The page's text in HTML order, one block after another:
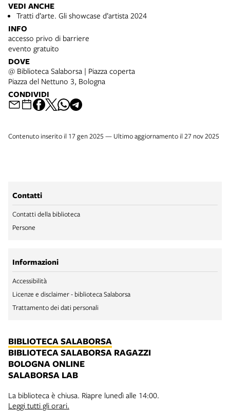
VEDI ANCHE
Tratti d’arte. Gli showcase d’artista 2024
INFO
accesso privo di barriere
evento gratuito
DOVE
@ Biblioteca Salaborsa | Piazza coperta
Piazza del Nettuno 3, Bologna
CONDIVIDI
Contenuto inserito il 17 gen 2025 — Ultimo aggiornamento il 27 nov 2025
Contatti
Contatti della biblioteca
Persone
Informazioni
Accessibilità
Licenze e disclaimer - biblioteca Salaborsa
Trattamento dei dati personali
BIBLIOTECA SALABORSA
BIBLIOTECA SALABORSA RAGAZZI
BOLOGNA ONLINE
SALABORSA LAB
La biblioteca è chiusa. Riapre lunedì alle 14:00.
Leggi tutti gli orari.